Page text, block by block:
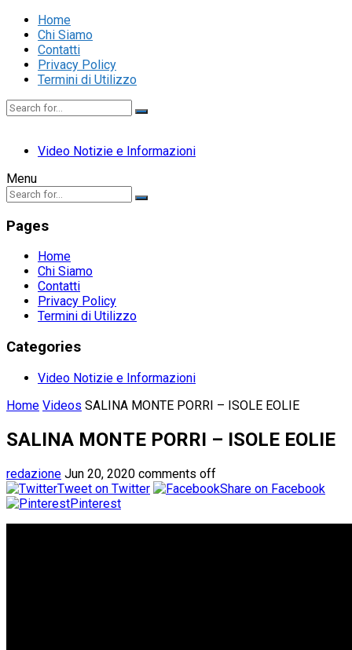
Home
Chi Siamo
Contatti
Privacy Policy
Termini di Utilizzo
Video Notizie e Informazioni
Menu
Pages
Home
Chi Siamo
Contatti
Privacy Policy
Termini di Utilizzo
Categories
Video Notizie e Informazioni
Home Videos SALINA MONTE PORRI – ISOLE EOLIE
SALINA MONTE PORRI – ISOLE EOLIE
redazione Jun 20, 2020 comments off
Tweet on Twitter
Share on Facebook
Pinterest